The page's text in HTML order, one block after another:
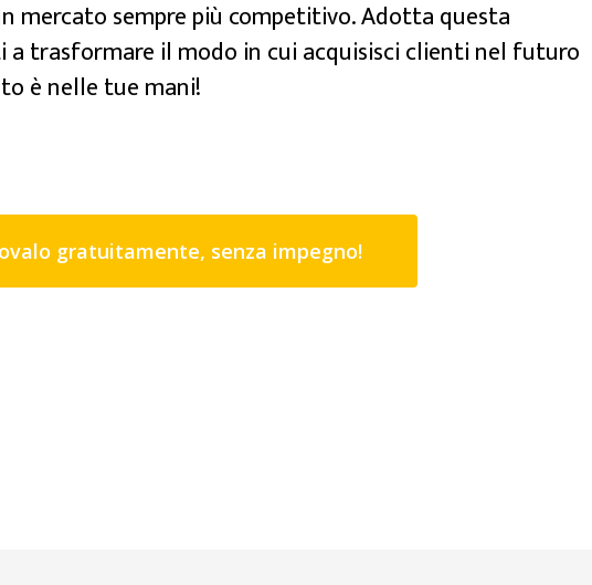
mercato sempre più competitivo. Adotta questa
a trasformare il modo in cui acquisisci clienti nel futuro
è nelle tue mani!
gratuitamente, senza impegno!